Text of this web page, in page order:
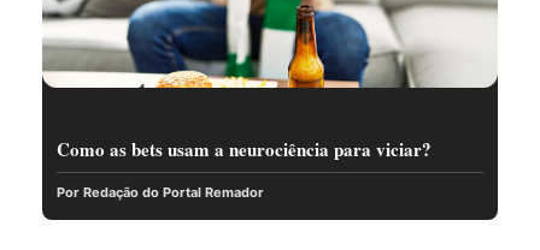
Como as bets usam a neurociência para viciar?
Por Redação do Portal Remador